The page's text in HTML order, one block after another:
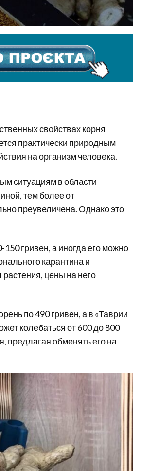
свойствах корня
практически природным
на организм человека.
ситуациям в области
тем более от
преувеличена. Однако это
гривен, а иногда его можно
карантина и
цены на него
по 490 гривен, а в «Таврии
колебаться от 600 до 800
предлагая обменять его на